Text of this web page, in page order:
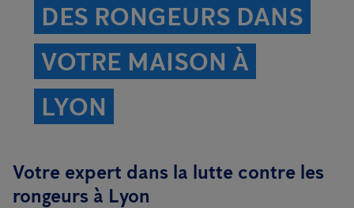
DES RONGEURS DANS
VOTRE MAISON À
LYON
Votre expert dans la lutte contre les
rongeurs à Lyon